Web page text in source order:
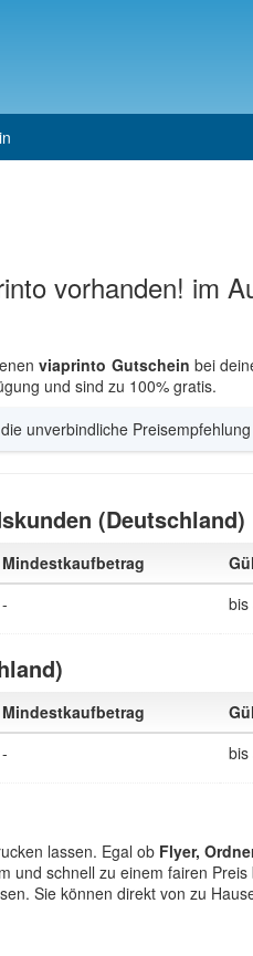
vorhanden! im
viaprinto Gutschein bei
und sind zu 100% gratis.
unverbindliche
(Deutschland)
Mindestkaufbetrag
- bis
Mindestkaufbetrag
- bis
lassen. Egal ob Flyer,
und schnell zu einem fairen
Sie können direkt von zu